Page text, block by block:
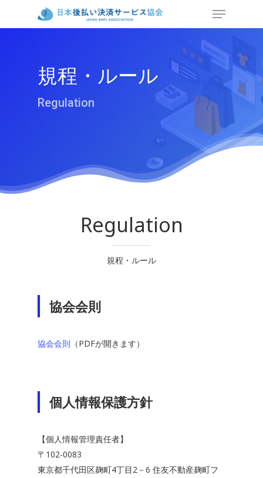
規程・ルール
Regulation
Regulation
規程・ルール
協会会則
協会会則 （PDFが開きます）
個人情報保護方針
【個人情報管理責任者】
〒102-0083
東京都千代田区麹町4丁目2－6 住友不動産麹町フ